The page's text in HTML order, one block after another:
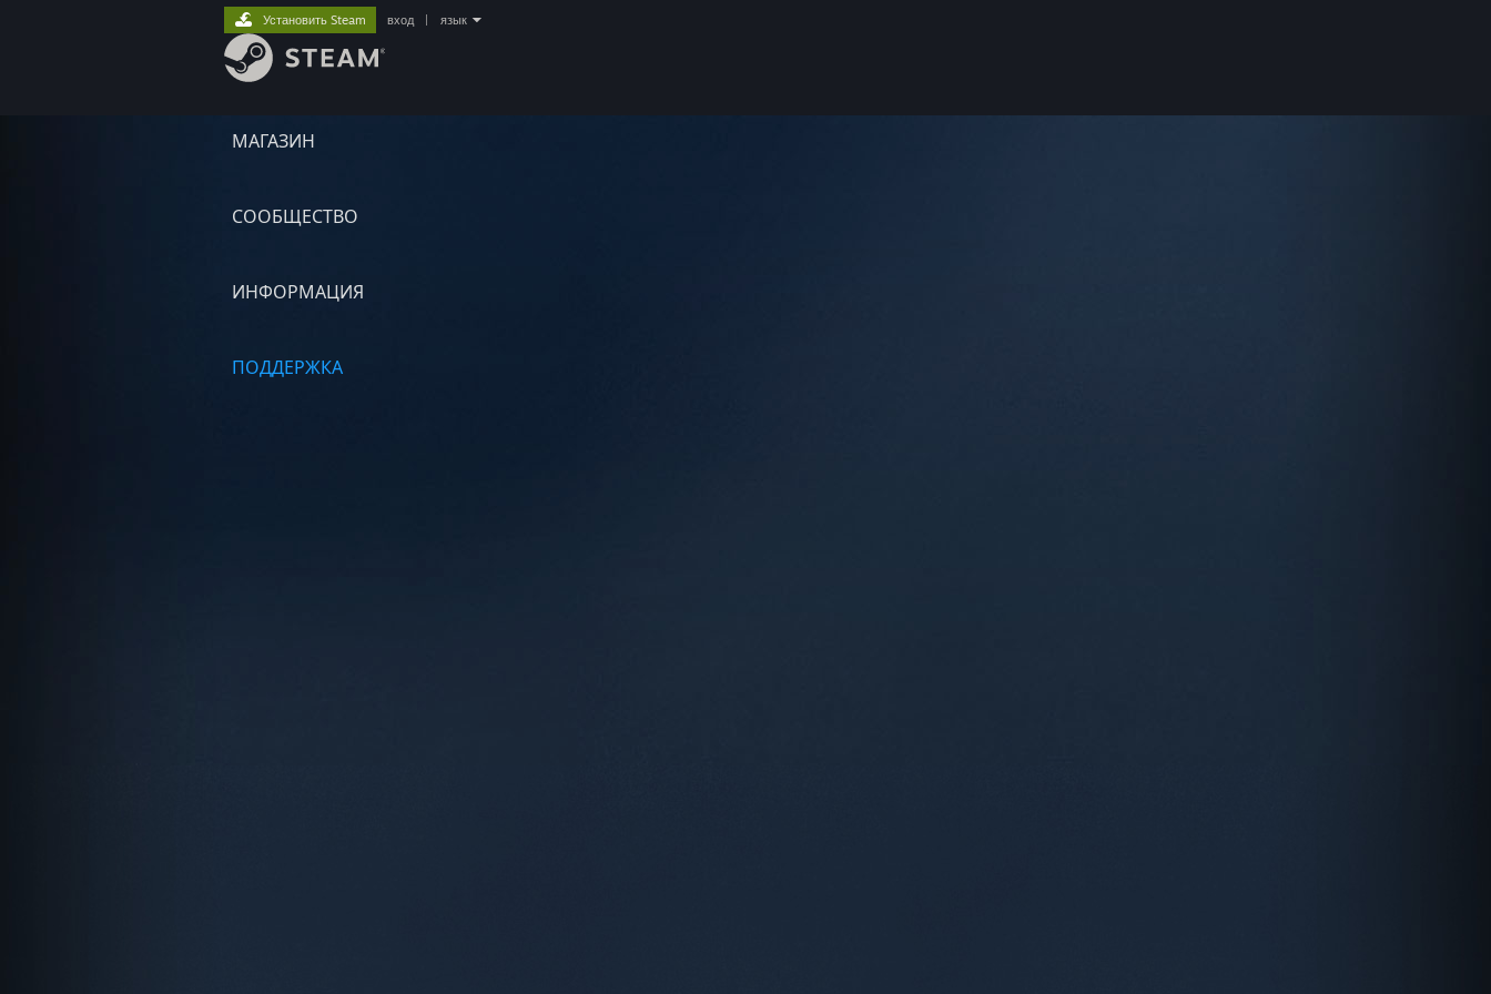
МАГАЗИН
СООБЩЕСТВО
ИНФОРМАЦИЯ
ПОДДЕРЖКА
Установить Steam вход язык